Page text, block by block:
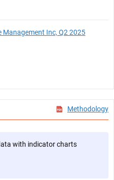
Management Inc, Q2 2025
Methodology
with indicator charts